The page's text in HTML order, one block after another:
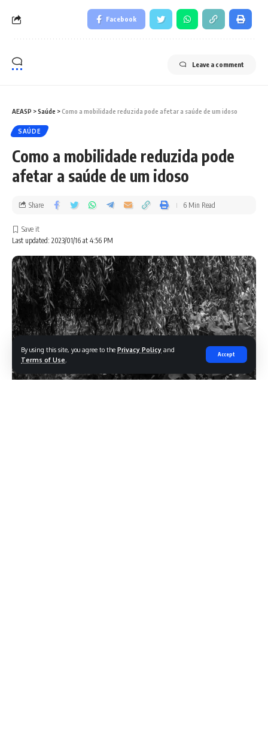
By using this site, you agree to the Privacy Policy and
Terms of Use
Accept
Facebook
Leave a comment
AEASP >Saúde >Como a mobilidade reduzida pode afetar a saúde de um idoso
SAÚDE
Como a mobilidade reduzida pode
afetar a saúde de um idoso
Last updated: 2023/01/16 at 4:56 PM
Share 6 Min Read